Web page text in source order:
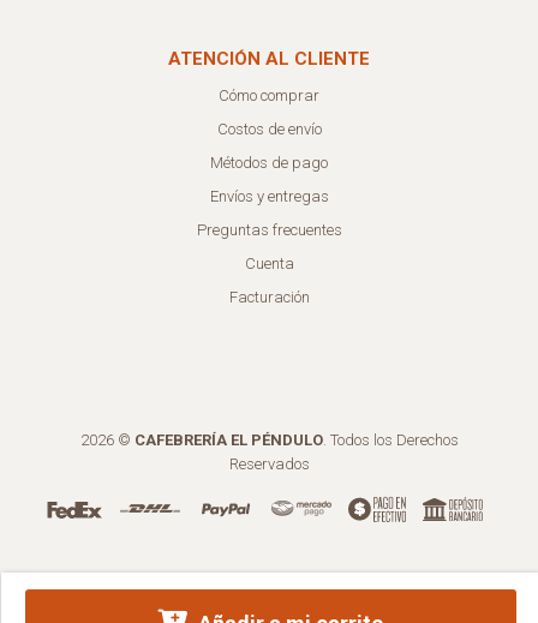
ATENCIÓN AL CLIENTE
Cómo comprar
Costos de envío
Métodos de pago
Envíos y entregas
Preguntas frecuentes
Cuenta
Facturación
2026 © CAFEBRERÍA EL PÉNDULO. Todos los Derechos
Reservados